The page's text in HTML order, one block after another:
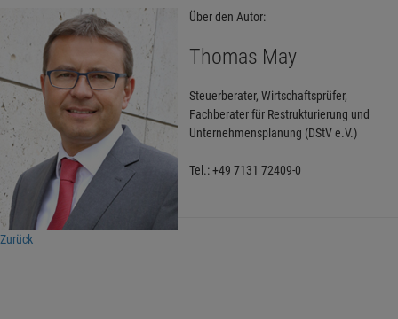
Über den Autor:
Thomas May
Steuerberater, Wirtschaftsprüfer,
Fachberater für Restrukturierung und
Unternehmensplanung (DStV e.V.)
Tel.: +49 7131 72409-0
Zurück